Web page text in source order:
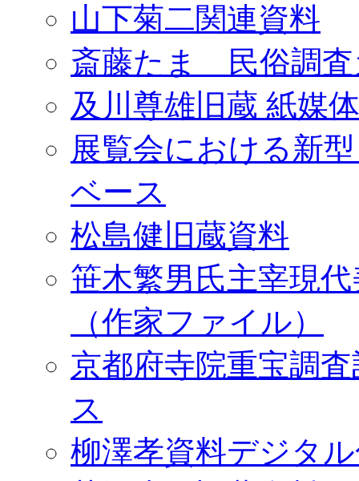
山下菊二関連資料
斎藤たま 民俗調査
及川尊雄旧蔵 紙媒
展覧会における新
ベース
松島健旧蔵資料
笹木繁男氏主宰現
（作家ファイル）
京都府寺院重宝調
ス
柳澤孝資料デジタ